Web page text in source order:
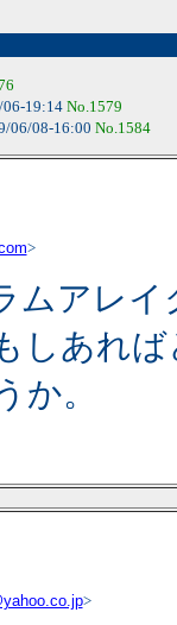
19:14 No.1579
06/08-16:00 No.1584
>
ムアレ
しあれ
か。
>